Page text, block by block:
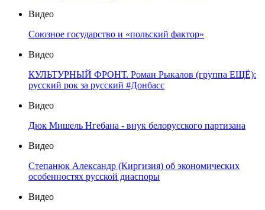
Видео
Союзное государство и «польский фактор»
Видео
КУЛЬТУРНЫЙ ФРОНТ. Роман Рыкалов (группа ЕЩЁ):
русский рок за русский #Донбасс
Видео
Дюк Мишель Нгебана - внук белорусского партизана
Видео
Степанюк Александр (Киргизия) об экономических
особенностях русской диаспоры
Видео